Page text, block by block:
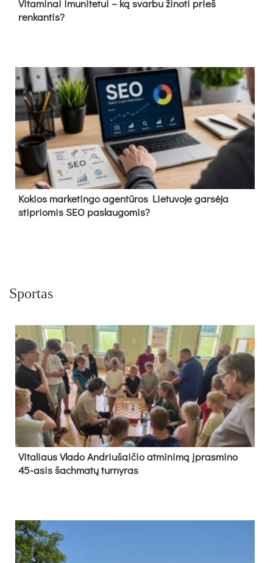
Vitaminai imunitetui – ką svarbu žinoti prieš
renkantis?
Kokios marketingo agentūros Lietuvoje garsėja
stipriomis SEO paslaugomis?
Sportas
Vi­ta­liaus Vla­do And­riu­šai­čio at­mi­ni­mą įpras­mi­no
45-asis šach­ma­tų tur­ny­ras